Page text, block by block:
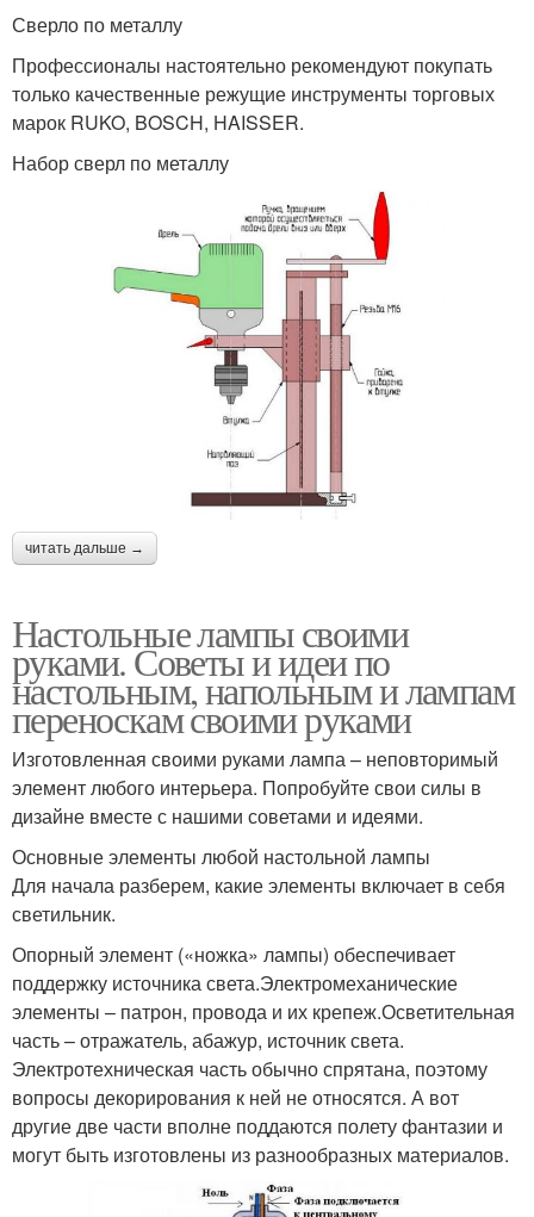
Сверло по металлу
Профессионалы настоятельно рекомендуют покупать
только качественные режущие инструменты торговых
марок RUKO, BOSCH, HAISSER.
Набор сверл по металлу
читать дальше →
Настольные лампы своими
руками. Советы и идеи по
настольным, напольным и лампам
переноскам своими руками
Изготовленная своими руками лампа – неповторимый
элемент любого интерьера. Попробуйте свои силы в
дизайне вместе с нашими советами и идеями.
Основные элементы любой настольной лампы
Для начала разберем, какие элементы включает в себя
светильник.
Опорный элемент («ножка» лампы) обеспечивает
поддержку источника света.Электромеханические
элементы – патрон, провода и их крепеж.Осветительная
часть – отражатель, абажур, источник света.
Электротехническая часть обычно спрятана, поэтому
вопросы декорирования к ней не относятся. А вот
другие две части вполне поддаются полету фантазии и
могут быть изготовлены из разнообразных материалов.